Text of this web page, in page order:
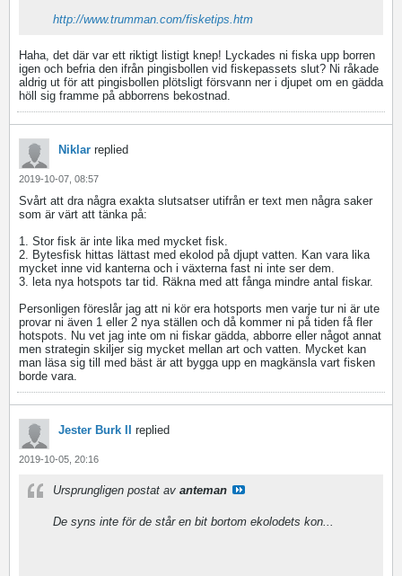
http://www.trumman.com/fisketips.htm
Haha, det där var ett riktigt listigt knep! Lyckades ni fiska upp borren
igen och befria den ifrån pingisbollen vid fiskepassets slut? Ni råkade
aldrig ut för att pingisbollen plötsligt försvann ner i djupet om en gädda
höll sig framme på abborrens bekostnad.
Niklar replied
2019-10-07, 08:57
Svårt att dra några exakta slutsatser utifrån er text men några saker
som är värt att tänka på:
1. Stor fisk är inte lika med mycket fisk.
2. Bytesfisk hittas lättast med ekolod på djupt vatten. Kan vara lika
mycket inne vid kanterna och i växterna fast ni inte ser dem.
3. leta nya hotspots tar tid. Räkna med att fånga mindre antal fiskar.
Personligen föreslår jag att ni kör era hotsports men varje tur ni är ute
provar ni även 1 eller 2 nya ställen och då kommer ni på tiden få fler
hotspots. Nu vet jag inte om ni fiskar gädda, abborre eller något annat
men strategin skiljer sig mycket mellan art och vatten. Mycket kan
man läsa sig till med bäst är att bygga upp en magkänsla vart fisken
borde vara.
Jester Burk II replied
2019-10-05, 20:16
Ursprungligen postat av anteman
De syns inte för de står en bit bortom ekolodets kon...